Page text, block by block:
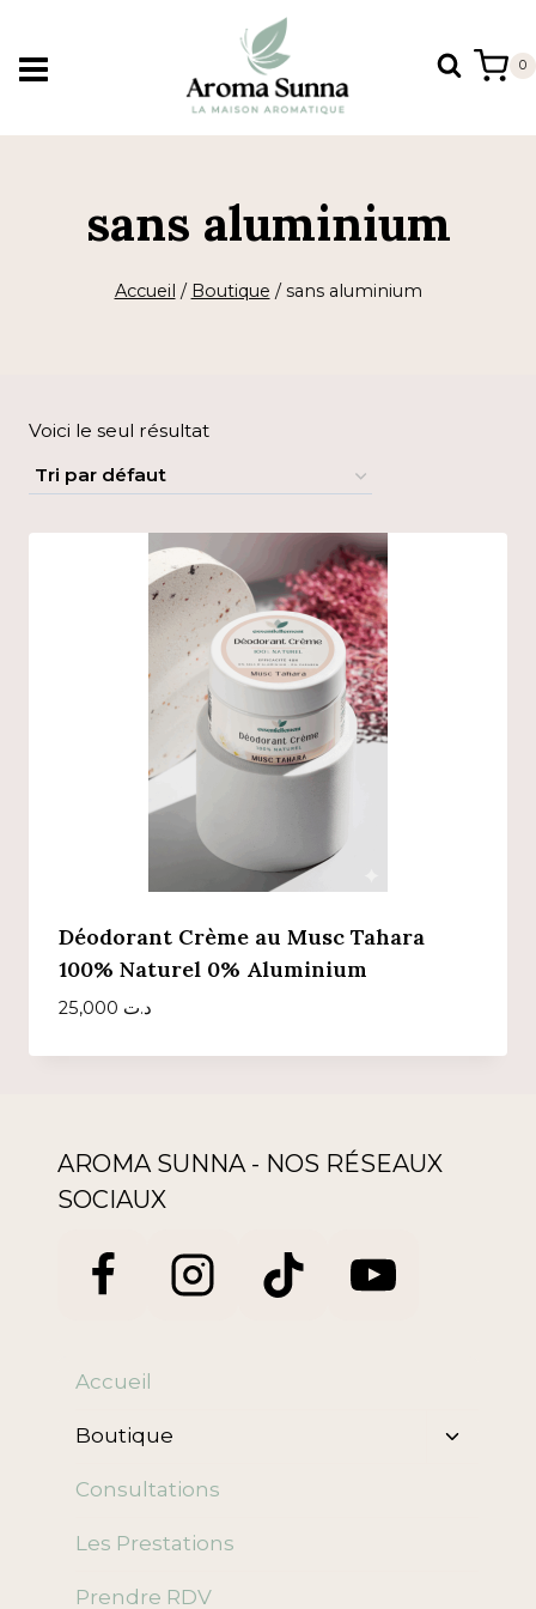
contenu
0
sans aluminium
Accueil / Boutique / sans aluminium
Voici le seul résultat
Déodorant Crème au Musc Tahara
100% Naturel 0% Aluminium
د.ت
AROMA SUNNA - NOS RÉSEAUX
SOCIAUX
Accueil
Boutique
Ouvrir/
Consultations
Les Prestations
Prendre RDV